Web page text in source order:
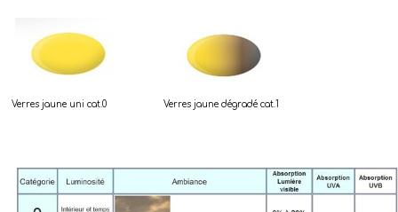
Verres jaune uni cat.0 Verres jaune dégradé cat.1